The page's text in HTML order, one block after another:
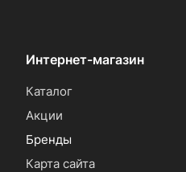
Интернет-магазин
Каталог
Акции
Бренды
Карта сайта